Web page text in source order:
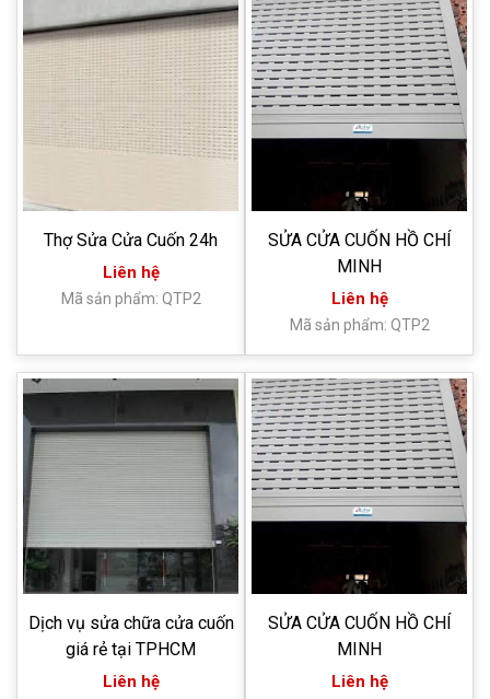
Thợ Sửa Cửa Cuốn 24h
Liên hệ
Mã sản phẩm: QTP2
SỬA CỬA CUỐN HỒ CHÍ
MINH
Liên hệ
Mã sản phẩm: QTP2
Dịch vụ sửa chữa cửa cuốn
giá rẻ tại TPHCM
Liên hệ
SỬA CỬA CUỐN HỒ CHÍ
MINH
Liên hệ